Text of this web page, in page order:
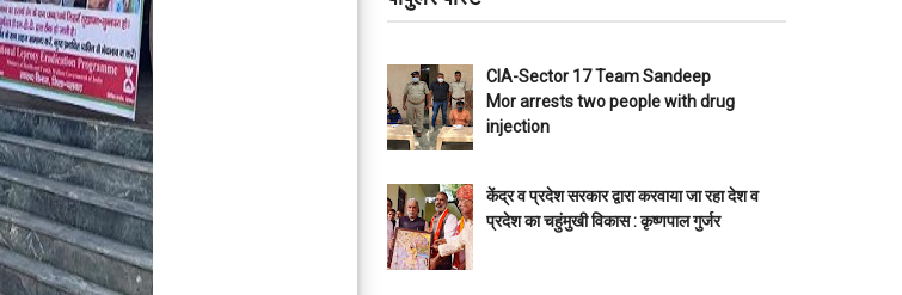
CIA-Sector 17 Team Sandeep
Mor arrests two people with drug
injection
केंद्र व प्रदेश सरकार द्वारा करवाया जा रहा देश व
प्रदेश का चहुंमुखी विकास : कृष्णपाल गुर्जर